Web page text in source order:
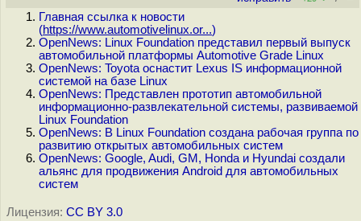
Главная ссылка к новости
(https://www.automotivelinux.or...)
OpenNews: Linux Foundation представил первый выпуск
автомобильной платформы Automotive Grade Linux
OpenNews: Toyota оснастит Lexus IS информационной
системой на базе Linux
OpenNews: Представлен прототип автомобильной
информационно-развлекательной системы, развиваемой
Linux Foundation
OpenNews: В Linux Foundation создана рабочая группа по
развитию открытых автомобильных систем
OpenNews: Google, Audi, GM, Honda и Hyundai создали
альянс для продвижения Android для автомобильных
систем
Лицензия: CC BY 3.0